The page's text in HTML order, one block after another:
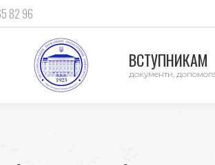
82 96
ВСТУПНИКАМ
документи,